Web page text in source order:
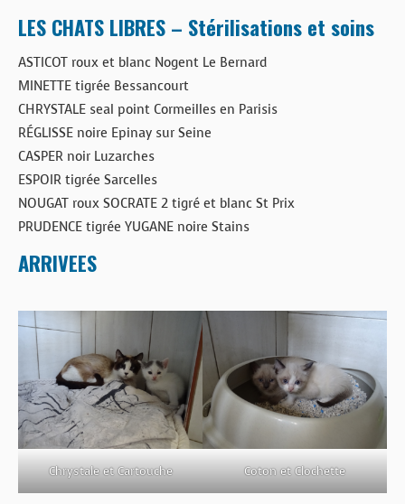
LES CHATS LIBRES – Stérilisations et soins
ASTICOT roux et blanc Nogent Le Bernard
MINETTE tigrée Bessancourt
CHRYSTALE seal point Cormeilles en Parisis
RÉGLISSE noire Epinay sur Seine
CASPER noir Luzarches
ESPOIR tigrée Sarcelles
NOUGAT roux SOCRATE 2 tigré et blanc St Prix
PRUDENCE tigrée YUGANE noire Stains
ARRIVEES
Chrystale et Cartouche Coton et Clochette